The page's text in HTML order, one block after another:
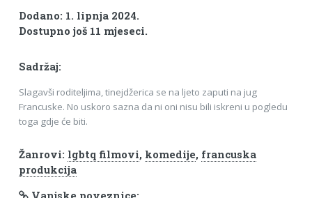
Dodano: 1. lipnja 2024.
Dostupno još 11 mjeseci.
Sadržaj:
Slagavši roditeljima, tinejdžerica se na ljeto zaputi na jug
Francuske. No uskoro sazna da ni oni nisu bili iskreni u pogledu
toga gdje će biti.
Žanrovi: lgbtq filmovi, komedije, francuska
produkcija